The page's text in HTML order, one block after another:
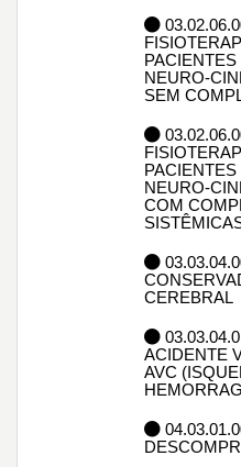
NEURO-
SEM
NEURO-
COM
CEREBRAL
ACIDENTE
AVC